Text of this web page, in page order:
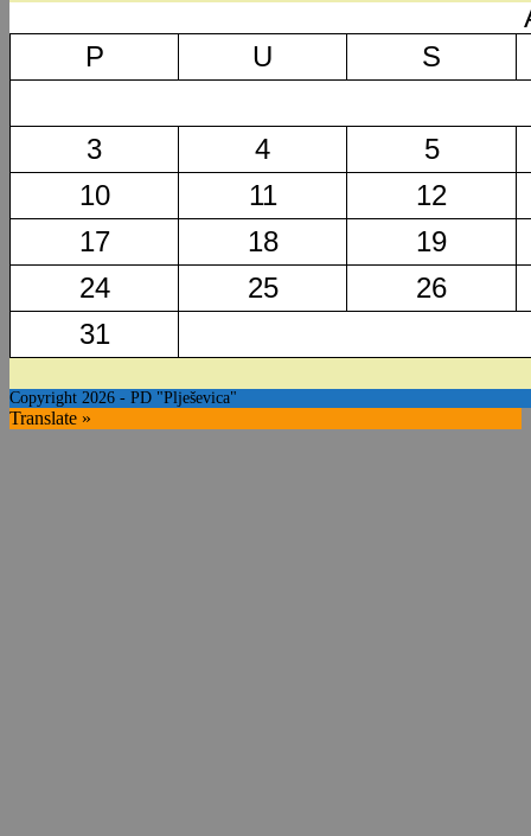
P
U S
3 4
5
10
11
12
17
18
19
24
25
26
31
Copyright 2026 - PD "Plješevica"
Translate »